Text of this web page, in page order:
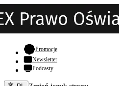
Promocje- otwiera się w nowej karcie
Newsletter
Podcasty